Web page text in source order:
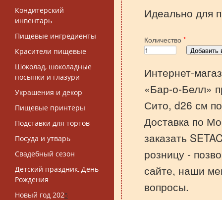
Кондитерский
инвентарь
Пищевые ингредиенты
Красители пищевые
Шоколад, шоколадные
посыпки и глазури
Украшения и декор
Пищевые принтеры
Подставки для тортов
Посуда и утварь
Свадебный сезон
Детский праздник, День
Рождения
Новый год 2025
Идеально для
Количество *
Интернет-
«Бар-о-Белл»
Сито, d26 см
Доставка по
заказать
розницу -
сайте, наши
вопросы.